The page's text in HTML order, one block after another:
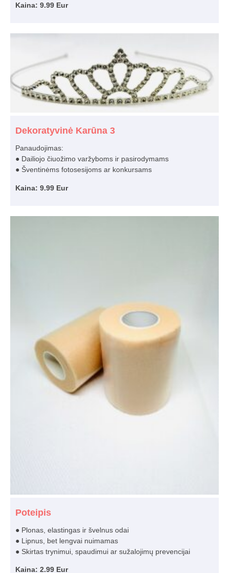
Kaina: 9.99 Eur
Dekoratyvinė Karūna 3
Panaudojimas:
● Dailiojo čiuožimo varžyboms ir pasirodymams
● Šventinėms fotosesijoms ar konkursams
Kaina: 9.99 Eur
Poteipis
● Plonas, elastingas ir švelnus odai
● Lipnus, bet lengvai nuimamas
● Skirtas trynimui, spaudimui ar sužalojimų prevencijai
Kaina: 2.99 Eur